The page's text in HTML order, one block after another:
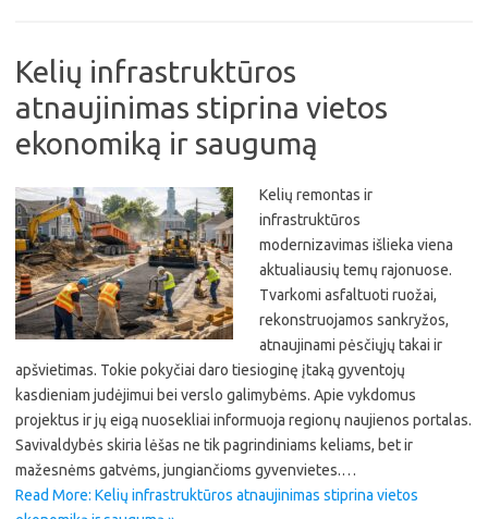
Kelių infrastruktūros
atnaujinimas stiprina vietos
ekonomiką ir saugumą
Kelių remontas ir
infrastruktūros
modernizavimas išlieka viena
aktualiausių temų rajonuose.
Tvarkomi asfaltuoti ruožai,
rekonstruojamos sankryžos,
atnaujinami pėsčiųjų takai ir
apšvietimas. Tokie pokyčiai daro tiesioginę įtaką gyventojų
kasdieniam judėjimui bei verslo galimybėms. Apie vykdomus
projektus ir jų eigą nuosekliai informuoja regionų naujienos portalas.
Savivaldybės skiria lėšas ne tik pagrindiniams keliams, bet ir
mažesnėms gatvėms, jungiančioms gyvenvietes.…
Read More: Kelių infrastruktūros atnaujinimas stiprina vietos